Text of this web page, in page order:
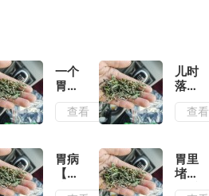
一个
胃
病。
直接
了废
人
查看
儿时
落下
的胃
病，
嗝，
胃胀
胃
查看
胃病
【预
防
胃里
堵的
难受